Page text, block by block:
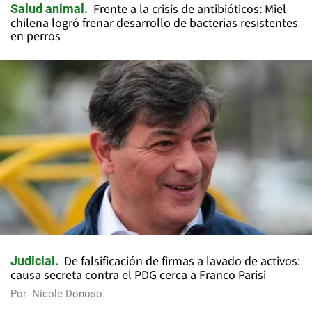
Salud animal
Frente a la crisis de antibióticos: Miel
chilena logró frenar desarrollo de bacterias resistentes
en perros
Judicial
De falsificación de firmas a lavado de activos:
causa secreta contra el PDG cerca a Franco Parisi
Por Nicole Donoso